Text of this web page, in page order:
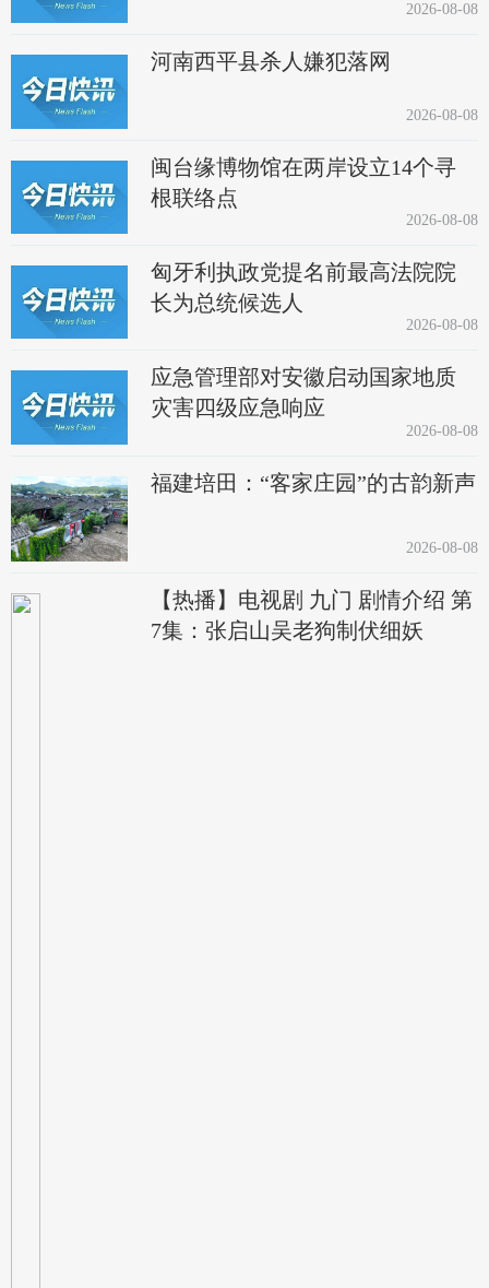
2026-08-08
河南西平县杀人嫌犯落网
2026-08-08
闽台缘博物馆在两岸设立14个寻
根联络点
2026-08-08
匈牙利执政党提名前最高法院院
长为总统候选人
2026-08-08
应急管理部对安徽启动国家地质
灾害四级应急响应
2026-08-08
福建培田：“客家庄园”的古韵新声
2026-08-08
【热播】电视剧 九门 剧情介绍 第
7集：张启山吴老狗制伏细妖